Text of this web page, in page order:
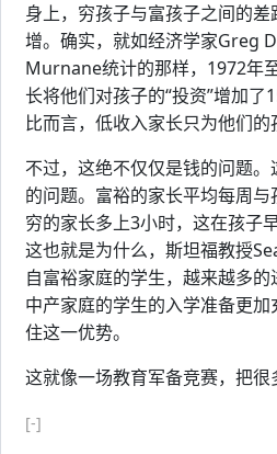
身上，穷孩子与富孩子之间的
增。确实，就如经济学家Greg
Murnane统计的那样，1972年
长将他们对孩子的“投资”增加了
比而言，低收入家长只为他们的
不过，这绝不仅仅是钱的问题
的问题。富裕的家长平均每周
穷的家长多上3小时，这在孩子
这也就是为什么，斯坦福教授
自富裕家庭的学生，越来越多
中产家庭的学生的入学准备更
住这一优势。
这就像一场教育军备竞赛，把很
[-]